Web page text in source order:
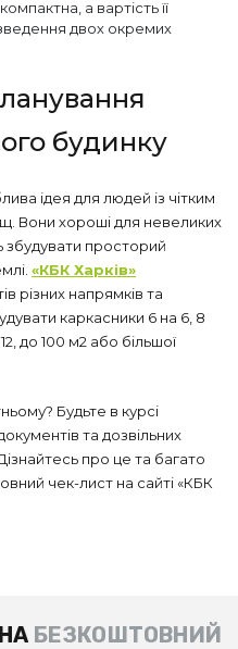
а вартість її
двох окремих
будинку
ідея для людей із чітким
Вони хороші для невеликих
збудувати просторий
«КБК Харків»
різних напрямків та
каркасники 6 на 6, 8
до 100 м2 або більшої
Будьте в курсі
та дозвільних
про це та багато
чек-лист на сайті «КБК
БЕЗКОШТОВНИЙ